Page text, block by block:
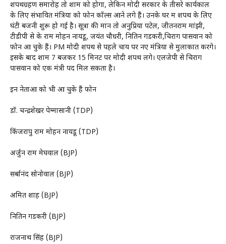
शपथग्रहण समारोह तो शाम को होगा, लेकिन मोदी सरकार के तीसरे कार्यकाल
के लिए संभावित मंत्रियों को फोन कॉल्स आने लगे हैं। उनके घर में शपथ के लिए
घंटी बजनी शुरू हो गई है। सूत्रों की मानें तो अनुप्रिया पटेल, जीतनराम मांझी,
टीडीपी से के राम मोहन नायडू, जयंत चौधरी, नितिन गडकरी,चिराग पासवान को
फोन आ चुके हैं। PM मोदी शपथ से पहले चाय पर नए मंत्रियों से मुलाकात करेंगे।
इसके बाद शाम 7 बजकर 15 मिनट पर मोदी शपथ लेंगे। एलजेपी से चिराग
पासवान को एक मंत्री पद मिल सकता है।
इन नेताओं को भी आ चुके हैं फोन
डॉ. चन्द्रशेखर पेम्मासानी (TDP)
किंजरापु राम मोहन नायडू (TDP)
अर्जुन राम मेघवाल (BJP)
सर्बानंद सोनोवाल (BJP)
अमित शाह (BJP)
नितिन गडकरी (BJP)
राजनाथ सिंह (BJP)